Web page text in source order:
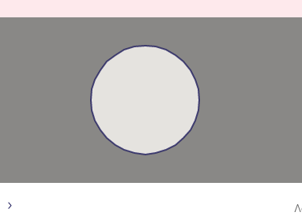
Влезте с профила си, за да
по-подробна информация.